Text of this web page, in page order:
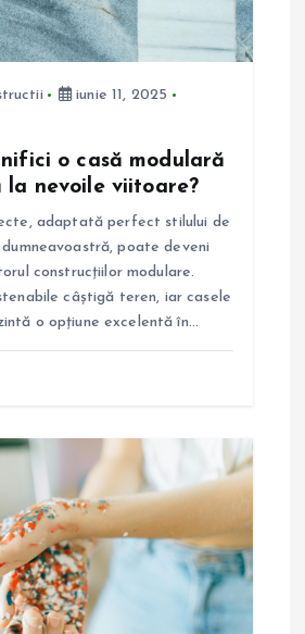
iunie 11, 2025
o casă modulară
nevoile viitoare?
adaptată perfect stilului de
poate deveni
construcțiilor modulare.
câștigă teren, iar casele
o opțiune excelentă în…